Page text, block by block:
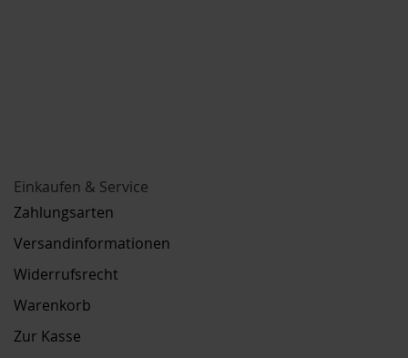
Einkaufen & Service
Zahlungsarten
Versandinformationen
Widerrufsrecht
Warenkorb
Zur Kasse